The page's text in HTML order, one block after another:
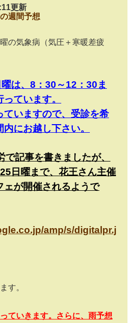
更新
週間予想
の気象病（気圧＋寒暖差疲
は、8：30～12：30ま
ています。
ていますので、受診を希
にお越し下さい。
記事を書きましたが、
日曜まで、花王さん主催
ェが開催されるようで
amp/s/digitalpr.j
す。
ていきます。さらに、雨予想